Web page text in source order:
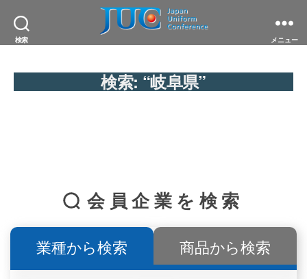
検索
一
般
フ
ォ
ー
ム
協
メニュー
検索: “岐阜県”
会員企業を検索
業種から検索 商品から検索